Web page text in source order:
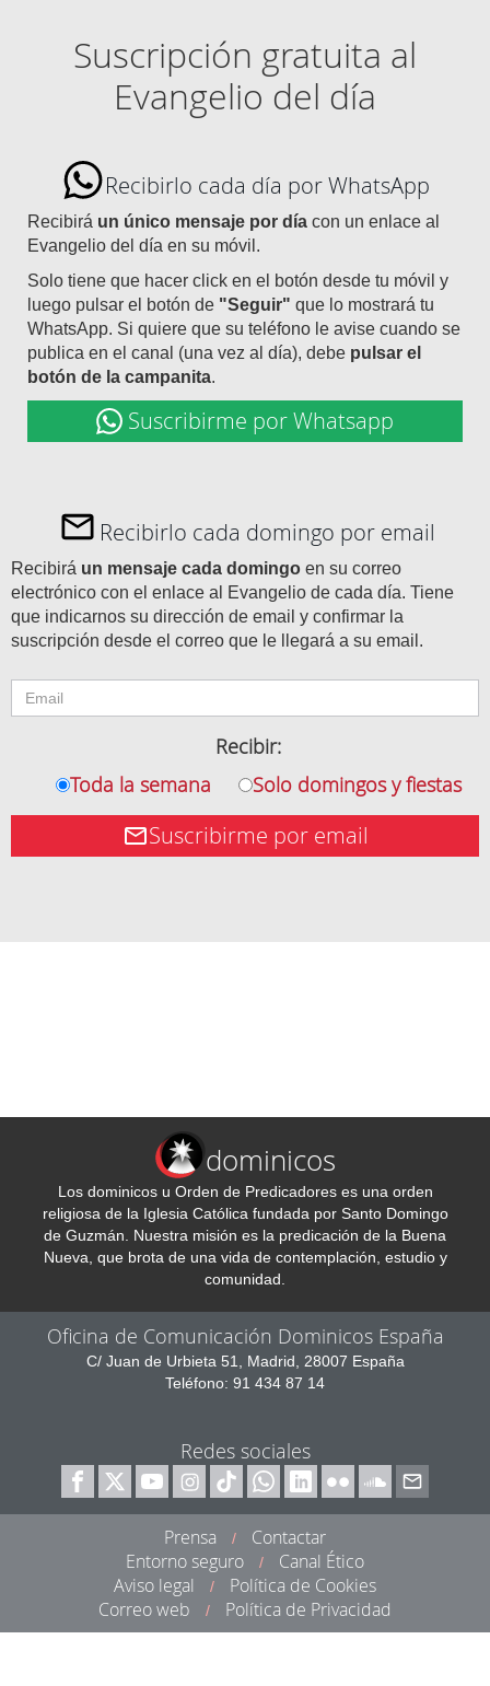
Suscripción gratuita al
Evangelio del día
Recibirlo cada día por WhatsApp
Recibirá un único mensaje por día con un enlace al
Evangelio del día en su móvil.
Solo tiene que hacer click en el botón desde tu móvil y
luego pulsar el botón de "Seguir" que lo mostrará tu
WhatsApp. Si quiere que su teléfono le avise cuando se
publica en el canal (una vez al día), debe pulsar el
botón de la campanita.
Suscribirme por Whatsapp
Recibirlo cada domingo por email
Recibirá un mensaje cada domingo en su correo
electrónico con el enlace al Evangelio de cada día. Tiene
que indicarnos su dirección de email y confirmar la
suscripción desde el correo que le llegará a su email.
Recibir:
Toda la semana
Solo domingos y fiestas
Suscribirme por email
dominicos
Los dominicos u Orden de Predicadores es una orden
religiosa de la Iglesia Católica fundada por Santo Domingo
de Guzmán. Nuestra misión es la predicación de la Buena
Nueva, que brota de una vida de contemplación, estudio y
comunidad.
Oficina de Comunicación Dominicos España
C/ Juan de Urbieta 51, Madrid, 28007 España
Teléfono: 91 434 87 14
Redes sociales
Prensa /
Contactar
Entorno seguro
/
Canal Ético
Aviso legal
/
Política de Cookies
Correo web
/ Política de Privacidad